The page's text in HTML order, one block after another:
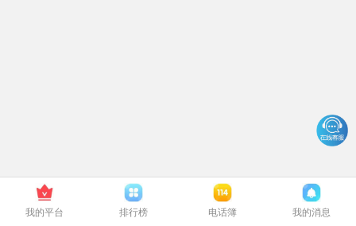
我的平台 排行榜 电话簿 我的消息